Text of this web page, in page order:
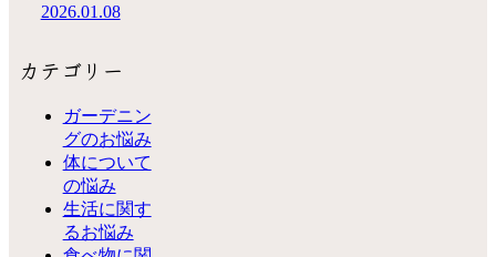
2026.01.08
カテゴリー
ガーデニン
グのお悩み
体について
の悩み
生活に関す
るお悩み